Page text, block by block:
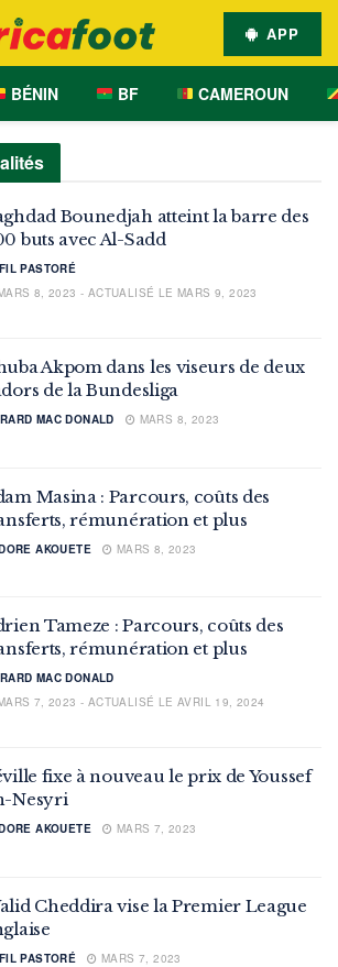
APP
BÉNIN BF CAMEROUN
Bounedjah atteint la barre des
buts avec Al-Sadd
PASTORÉ
8, 2023 - ACTUALISÉ LE MARS 9, 2023
Akpom dans les viseurs de deux
de la Bundesliga
MAC DONALD MARS 8, 2023
Masina : Parcours, coûts des
rémunération et plus
AKOUETE MARS 8, 2023
Tameze : Parcours, coûts des
rémunération et plus
MAC DONALD
7, 2023 - ACTUALISÉ LE AVRIL 19, 2024
fixe à nouveau le prix de Youssef
Nesyri
AKOUETE MARS 7, 2023
Cheddira vise la Premier League
PASTORÉ MARS 7, 2023